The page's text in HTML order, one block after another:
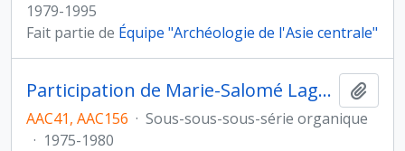
1979-1995
Fait partie de Équipe "Archéologie de l'Asie centrale"
Participation de Marie-Salomé Lagrange à des congrès
AAC41, AAC156 · Sous-sous-sous-série organique
· 1975-1980